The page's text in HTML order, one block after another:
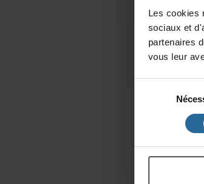
consentement